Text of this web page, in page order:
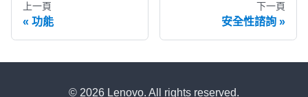
上一頁
功能
下一頁
安全性諮詢
© 2026 Lenovo. All rights reserved.